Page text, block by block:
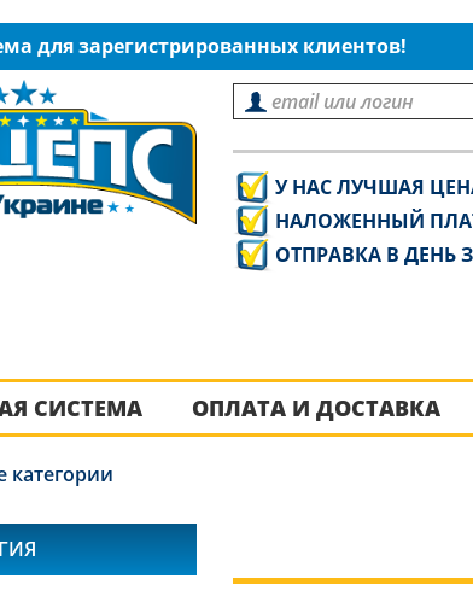
для зарегистрированных клиентов!
У НАС ЛУЧШАЯ
НАЛОЖЕННЫЙ
ОТПРАВКА В ДЕНЬ
СИСТЕМА ОПЛАТА И ДОСТАВКА
категории